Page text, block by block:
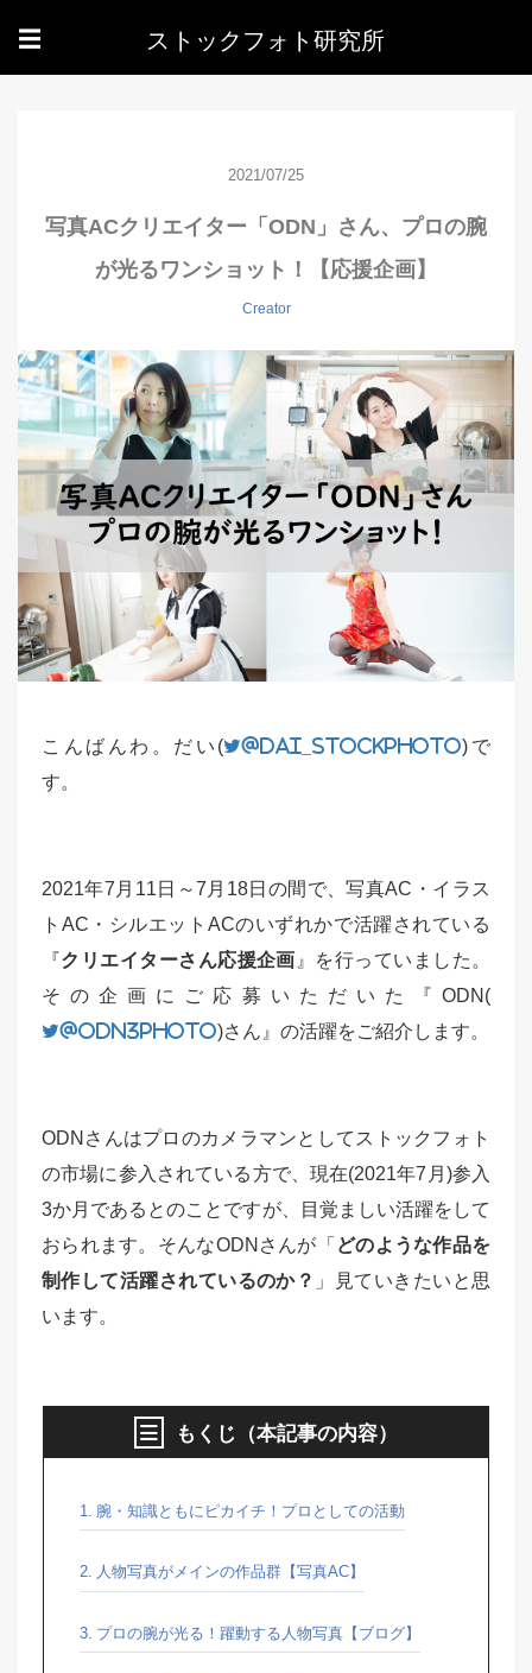
☰ ストックフォト研究所
2021/07/25
写真ACクリエイター「ODN」さん、プロの腕
が光るワンショット！【応援企画】
Creator
こんばんわ。だい( @dai_stockphoto)で
す。
2021年7月11日～7月18日の間で、写真AC・イラス
トAC・シルエットACのいずれかで活躍されている
『クリエイターさん応援企画 』を行っていました。
その企画にご応募いただいた『ODN(
@ODN3Photo)さん』の活躍をご紹介します。
ODNさんはプロのカメラマンとしてストックフォト
の市場に参入されている方で、現在(2021年7月)参入
3か月であるとのことですが、目覚ましい活躍をして
おられます。そんなODNさんが「 どのような作品を
制作して活躍されているのか？ 」見ていきたいと思
います。
もくじ（本記事の内容）
腕・知識ともにピカイチ！プロとしての活動
人物写真がメインの作品群【写真AC】
プロの腕が光る！躍動する人物写真【ブログ】